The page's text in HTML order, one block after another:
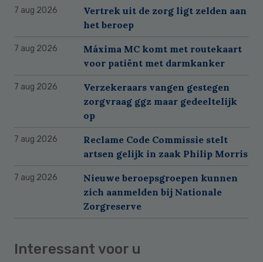
7 aug 2026
Vertrek uit de zorg ligt zelden aan
het beroep
7 aug 2026
Máxima MC komt met routekaart
voor patiënt met darmkanker
7 aug 2026
Verzekeraars vangen gestegen
zorgvraag ggz maar gedeeltelijk
op
7 aug 2026
Reclame Code Commissie stelt
artsen gelijk in zaak Philip Morris
7 aug 2026
Nieuwe beroepsgroepen kunnen
zich aanmelden bij Nationale
Zorgreserve
Interessant voor u